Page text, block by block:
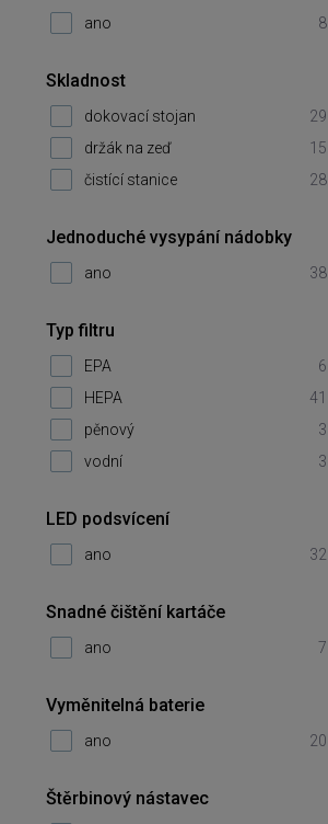
ano 8
Skladnost
dokovací stojan
29
držák na zeď
15
čistící stanice
28
Jednoduché vysypání nádobky
ano 38
Typ filtru
EPA
6
HEPA
41
pěnový
3
vodní
3
LED podsvícení
ano 32
Snadné čištění kartáče
ano 7
Vyměnitelná baterie
ano 20
Štěrbinový nástavec